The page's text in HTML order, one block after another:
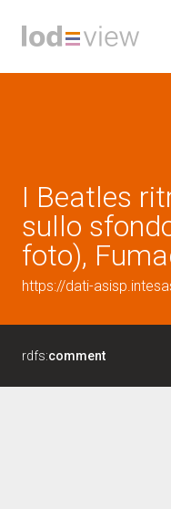
I Beatles
sullo
foto),
https://dati-
rdfs:comment